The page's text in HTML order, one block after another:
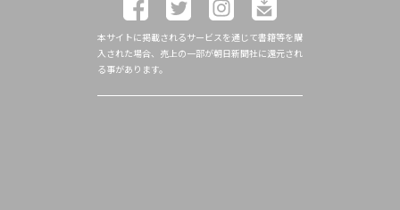
本サイトに掲載されるサービスを通じて書籍等を購
入された場合、売上の一部が朝日新聞社に還元され
る事があります。